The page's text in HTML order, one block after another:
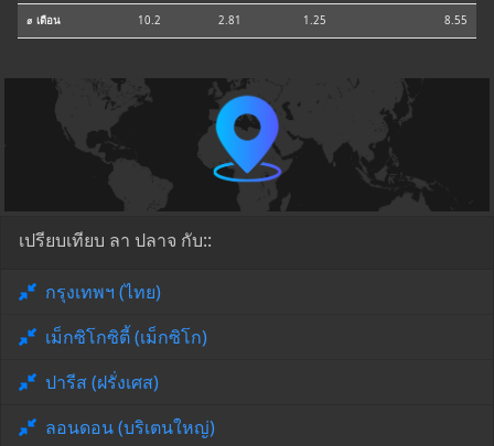
⌀ เดือน 10.2 2.81 1.25 8.55
เปรียบเทียบ ลา ปลาจ กับ::
กรุงเทพฯ (ไทย)
เม็กซิโกซิตี้ (เม็กซิโก)
ปารีส (ฝรั่งเศส)
ลอนดอน (บริเตนใหญ่)